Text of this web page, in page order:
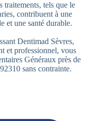
traitements, tels que le
contribuent à une
et une santé durable.
Dentimad Sèvres,
et professionnel, vous
Généraux près de
sans contrainte.